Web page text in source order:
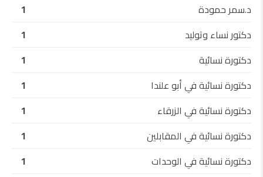
د.سمر حمودة
1
دكتور نساء وتوليد
1
دكتورة نسائية
1
دكتورة نسائية في أبو علندا
1
دكتورة نسائية في الزرقاء
1
دكتورة نسائية في المقابلين
1
دكتورة نسائية في الوحدات
1